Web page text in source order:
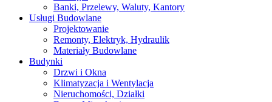
Banki, Przelewy, Waluty, Kantory
Usługi Budowlane
Projektowanie
Remonty, Elektryk, Hydraulik
Materiały Budowlane
Budynki
Drzwi i Okna
Klimatyzacja i Wentylacja
Nieruchomości, Działki